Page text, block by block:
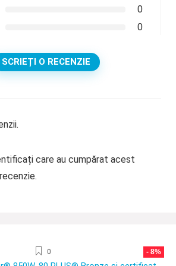
0
0
SCRIEȚI O RECENZIE
care au cumpărat acest
- 8%
0